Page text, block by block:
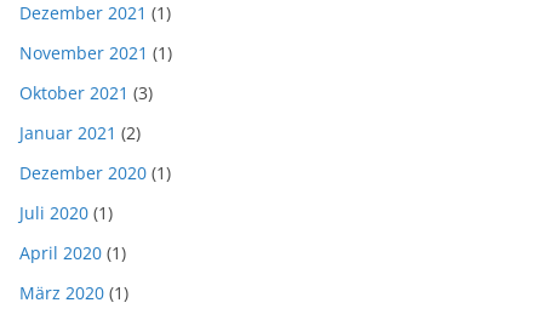
Dezember 2021 (1)
November 2021 (1)
Oktober 2021 (3)
Januar 2021 (2)
Dezember 2020 (1)
Juli 2020 (1)
April 2020 (1)
März 2020 (1)